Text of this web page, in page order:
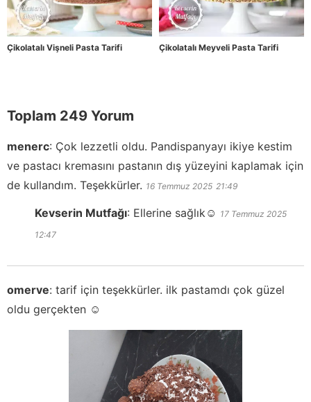
Çikolatalı Vişneli Pasta Tarifi Çikolatalı Meyveli Pasta Tarifi
Toplam 249 Yorum
menerc: Çok lezzetli oldu. Pandispanyayı ikiye kestim
ve pastacı kremasını pastanın dış yüzeyini kaplamak için
de kullandım. Teşekkürler. 16 Temmuz 2025 21:49
Kevserin Mutfağı: Ellerine sağlık☺️ 17 Temmuz 2025
12:47
omerve: tarif için teşekkürler. ilk pastamdı çok güzel
oldu gerçekten ☺️